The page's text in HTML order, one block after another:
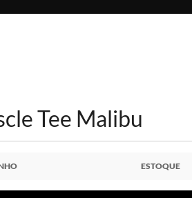
Tee Malibu
ESTOQUE